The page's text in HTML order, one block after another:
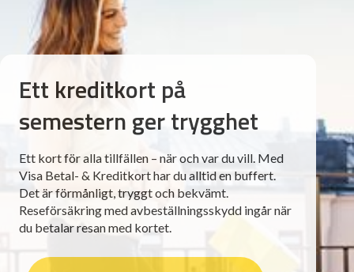
Ett kreditkort på
semestern ger trygghet
Ett kort för alla tillfällen – när och var du vill. Med
Visa Betal- & Kreditkort har du alltid en buffert.
Det är förmånligt, tryggt och bekvämt.
Reseförsäkring med avbeställningsskydd ingår när
du betalar resan med kortet.